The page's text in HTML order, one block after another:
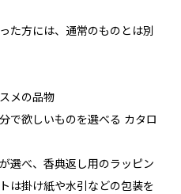
た方には、通常のものとは別
メの品物
で欲しいものを選べる カタロ
選べ、香典返し用のラッピン
は掛け紙や水引などの包装を